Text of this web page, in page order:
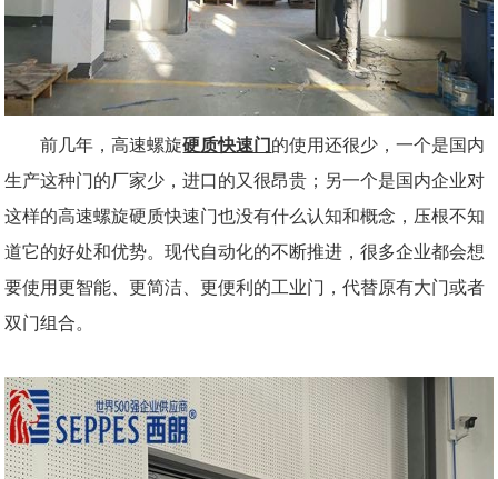
前几年，高速螺旋硬质快速门 的使用还很少，一个是国内
生产这种门的厂家少，进口的又很昂贵；另一个是国内企业对
这样的高速螺旋硬质快速门也没有什么认知和概念，压根不知
道它的好处和优势。现代自动化的不断推进，很多企业都会想
要使用更智能、更简洁、更便利的工业门，代替原有大门或者
双门组合。